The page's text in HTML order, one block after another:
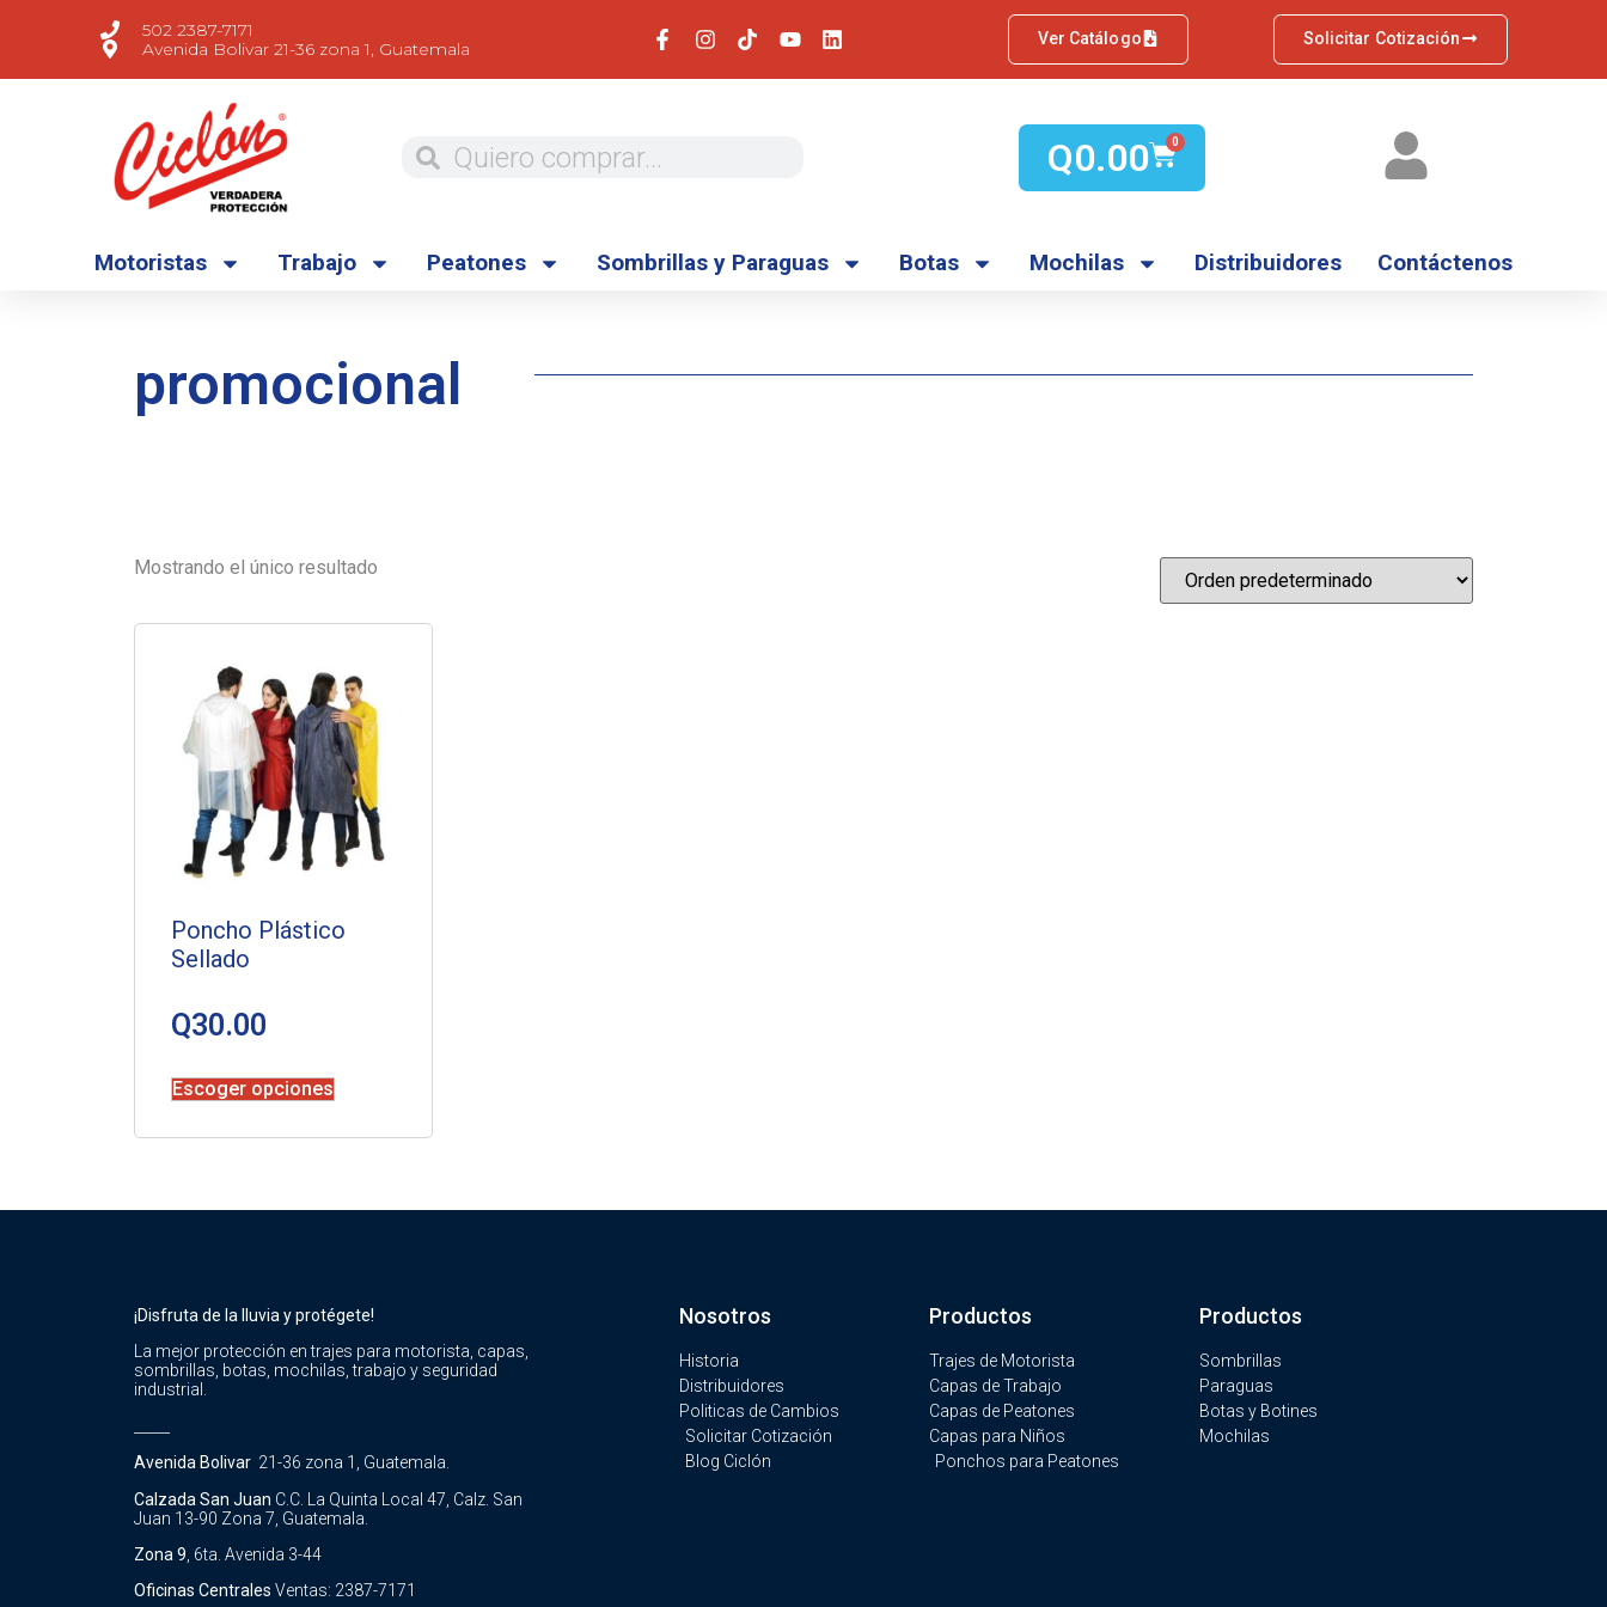
502 2387-7171
Avenida Bolivar 21-36 zona 1, Guatemala
Ver Catálogo Solicitar Cotización
Q0.00 0
Motoristas Trabajo Peatones Sombrillas y Paraguas Botas Mochilas Distribuidores Contáctenos
promocional
Mostrando el único resultado
Poncho Plástico
Sellado
Q30.00
Escoger opciones
¡Disfruta de la lluvia y protégete!
La mejor protección en trajes para motorista, capas,
sombrillas, botas, mochilas, trabajo y seguridad
industrial.
Avenida Bolivar 21-36 zona 1, Guatemala.
Calzada San Juan C.C. La Quinta Local 47, Calz. San
Juan 13-90 Zona 7, Guatemala.
Zona 9 , 6ta. Avenida 3-44
Oficinas Centrales Ventas: 2387-7171
Nosotros
Historia
Distribuidores
Politicas de Cambios
Solicitar Cotización
Blog Ciclón
Productos
Trajes de Motorista
Capas de Trabajo
Capas de Peatones
Capas para Niños
Ponchos para Peatones
Productos
Sombrillas
Paraguas
Botas y Botines
Mochilas